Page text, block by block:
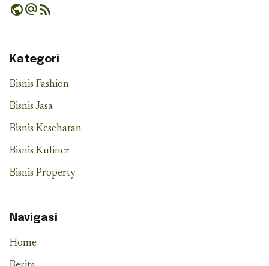
publicalternate_emailrss_feed
Kategori
Bisnis Fashion
Bisnis Jasa
Bisnis Kesehatan
Bisnis Kuliner
Bisnis Property
Navigasi
Home